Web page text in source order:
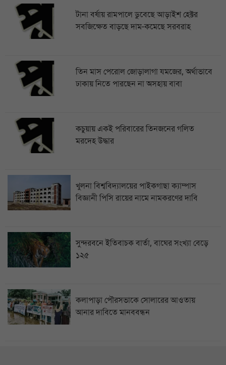
টানা বর্ষায় রামপালে ডুবেছে আড়াইশ হেক্টর
সবজিক্ষেত বাড়ছে দাম-কমেছে সরবরাহ
তিন মাস পেরোল জোড়ালাগা যমজের, অর্থাভাবে
ঢাকায় নিতে পারছেন না অসহায় বাবা
কচুয়ায় একই পরিবারের তিনজনের গলিত
মরদেহ উদ্ধার
খুলনা বিশ্ববিদ্যালয়ের পাইকগাছা ক্যাম্পাস
বিজ্ঞানী পিসি রায়ের নামে নামকরণের দাবি
সুন্দরবনে ইতিবাচক বার্তা, বাঘের সংখ্যা বেড়ে
১২৫
কলাপাড়া পৌরসভাকে সোলারের আওতায়
আনার দাবিতে মানববন্ধন